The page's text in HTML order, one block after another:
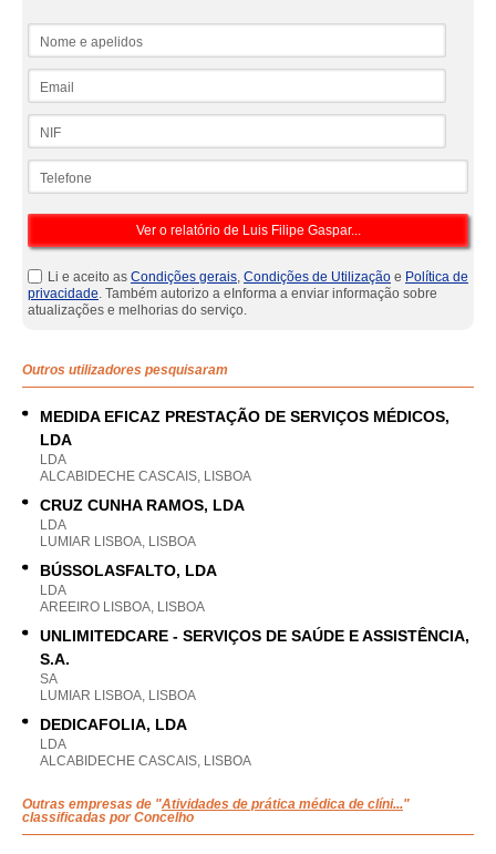
Li e aceito as Condições gerais, Condições de Utilização e Política de
privacidade. Também autorizo a eInforma a enviar informação sobre
atualizações e melhorias do serviço.
Outros utilizadores pesquisaram
MEDIDA EFICAZ PRESTAÇÃO DE SERVIÇOS MÉDICOS,
LDA
LDA
ALCABIDECHE CASCAIS, LISBOA
CRUZ CUNHA RAMOS, LDA
LDA
LUMIAR LISBOA, LISBOA
BÚSSOLASFALTO, LDA
LDA
AREEIRO LISBOA, LISBOA
UNLIMITEDCARE - SERVIÇOS DE SAÚDE E ASSISTÊNCIA,
S.A.
SA
LUMIAR LISBOA, LISBOA
DEDICAFOLIA, LDA
LDA
ALCABIDECHE CASCAIS, LISBOA
Outras empresas de "Atividades de prática médica de clíni..."
classificadas por Concelho